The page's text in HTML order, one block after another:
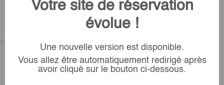
Votre site de réservation
évolue !
Une nouvelle version est disponible.
Vous allez être automatiquement redirigé après
avoir cliqué sur le bouton ci-dessous.